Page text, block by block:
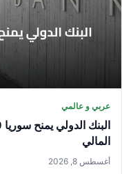
عربي و عالمي
المالي
أغسطس 8, 2026